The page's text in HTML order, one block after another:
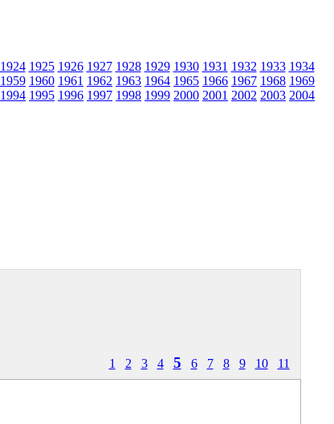
1924 1925 1926 1927 1928 1929 1930 1931 1932 1933 1934
1959 1960 1961 1962 1963 1964 1965 1966 1967 1968 1969
1994 1995 1996 1997 1998 1999 2000 2001 2002 2003 2004
1 2 3 4 5 6 7 8 9 10 11